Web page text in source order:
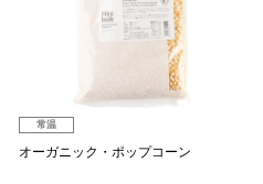
常温
オーガニック・ポップコーン